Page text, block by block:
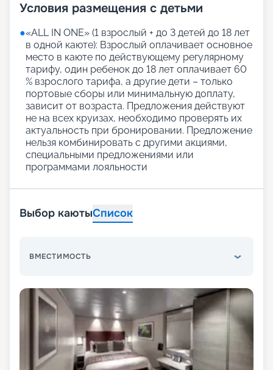
Условия размещения с детьми
●«АLL IN ONE» (1 взрослый + до 3 детей до 18 лет
в одной каюте): Взрослый оплачивает основное
место в каюте по действующему регулярному
тарифу, один ребенок до 18 лет оплачивает 60
% взрослого тарифа, а другие дети – только
портовые сборы или минимальную доплату,
зависит от возраста. Предложения действуют
не на всех круизах, необходимо проверять их
актуальность при бронировании. Предложение
нельзя комбинировать с другими акциями,
специальными предложениями или
программами лояльности
Выбор каютыСписок
ВМЕСТИМОСТЬ